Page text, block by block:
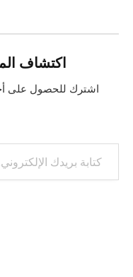
اكتشاف
اشترك للحصول على
كتابة بريدك الإلكتروني...